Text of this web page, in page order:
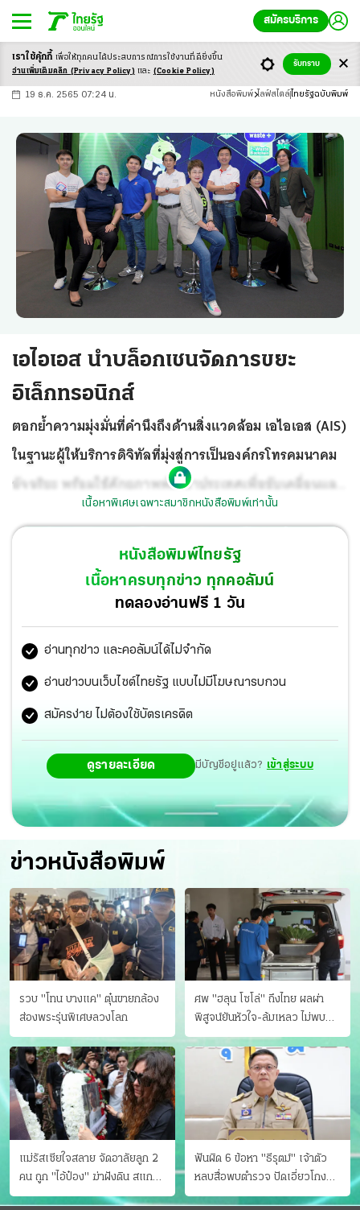
สมัครบริการ
-ก ก ก+
19 ธ.ค. 2565 07:24 น. หนังสือพิมพ์ ไลฟ์สไตล์ ไทยรัฐฉบับพิมพ์
เอไอเอส นำบล็อกเชนจัดการขยะ
อิเล็กทรอนิกส์
ตอกย้ำความมุ่งมั่นที่คำนึงถึงด้านสิ่งแวดล้อม เอไอเอส (AIS)
ในฐานะผู้ให้บริการดิจิทัลที่มุ่งสู่การเป็นองค์กรโทรคมนาคม
อัจฉริยะ พร้อมใช้ศักยภาพพัฒนาประเทศเพื่อขับเคลื่อนและ
เกิดการเปลี่ยนแปลงที่ดีขึ้นในสังคม โดยเอไอเอสเล็งเห็นขีด
ความสามารถของ Blockchain ในการนำมาใช้ให้เกิด
ประโยชน์จริงในการจัดการขยะอิเล็กทรอนิกส์
เนื้อหาพิเศษเฉพาะสมาชิกหนังสือพิมพ์เท่านั้น
หนังสือพิมพ์ไทยรัฐ
เนื้อหาครบทุกข่าว ทุกคอลัมน์
ทดลองอ่านฟรี 1 วัน
อ่านทุกข่าว และคอลัมน์ได้ไม่จำกัด
อ่านข่าวบนเว็บไซต์ไทยรัฐ แบบไม่มีโฆษณารบกวน
สมัครง่าย ไม่ต้องใช้บัตรเครดิต
ดูรายละเอียด มีบัญชีอยู่แล้ว? เข้าสู่ระบบ
ข่าวหนังสือพิมพ์
รวบ "โทน บางแค" ตุ๋นขายกล้อง
ส่องพระรุ่นพิเศษลวงโลก
ศพ "ฮลุน โซโล่" ถึงไทย ผลผ่า
พิสูจน์ยันหัวใจ-ล้มเหลว ไม่พบ
บาดแผล
แม่รัสเซียใจสลาย จัดอาลัยลูก 2
คน ถูก "ไอ้ป๋อง" ฆ่าฝังดิน สแกน
ไม่มีศพเพิ่ม
ฟันผิด 6 ข้อหา "ธีรุตม์" เจ้าตัว
หลบสื่อพบตำรวจ ปัดเอี่ยวโกง
สอบท้องถิ่น จ่อบี้รํ่ารวยมากปกติ
เราใช้คุ้กกี้ เพื่อให้ทุกคนได้ประสบการณ์การใช้งานที่ดียิ่งขึ้น
อ่านเพิ่มเติมคลิก (Privacy Policy) และ (Cookie Policy)
รับทราบ